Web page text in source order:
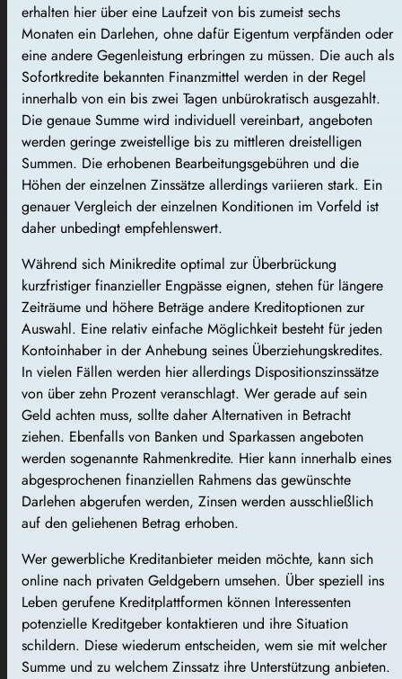
erhalten hier über eine Laufzeit von bis zumeist sechs
Monaten ein Darlehen, ohne dafür Eigentum verpfänden oder
eine andere Gegenleistung erbringen zu müssen. Die auch als
Sofortkredite bekannten Finanzmittel werden in der Regel
innerhalb von ein bis zwei Tagen unbürokratisch ausgezahlt.
Die genaue Summe wird individuell vereinbart, angeboten
werden geringe zweistellige bis zu mittleren dreistelligen
Summen. Die erhobenen Bearbeitungsgebühren und die
Höhen der einzelnen Zinssätze allerdings variieren stark. Ein
genauer Vergleich der einzelnen Konditionen im Vorfeld ist
daher unbedingt empfehlenswert.
Während sich Minikredite optimal zur Überbrückung
kurzfristiger finanzieller Engpässe eignen, stehen für längere
Zeiträume und höhere Beträge andere Kreditoptionen zur
Auswahl. Eine relativ einfache Möglichkeit besteht für jeden
Kontoinhaber in der Anhebung seines Überziehungskredites.
In vielen Fällen werden hier allerdings Dispositionszinssätze
von über zehn Prozent veranschlagt. Wer gerade auf sein
Geld achten muss, sollte daher Alternativen in Betracht
ziehen. Ebenfalls von Banken und Sparkassen angeboten
werden sogenannte Rahmenkredite. Hier kann innerhalb eines
abgesprochenen finanziellen Rahmens das gewünschte
Darlehen abgerufen werden, Zinsen werden ausschließlich
auf den geliehenen Betrag erhoben.
Wer gewerbliche Kreditanbieter meiden möchte, kann sich
online nach privaten Geldgebern umsehen. Über speziell ins
Leben gerufene Kreditplattformen können Interessenten
potenzielle Kreditgeber kontaktieren und ihre Situation
schildern. Diese wiederum entscheiden, wem sie mit welcher
Summe und zu welchem Zinssatz ihre Unterstützung anbieten.